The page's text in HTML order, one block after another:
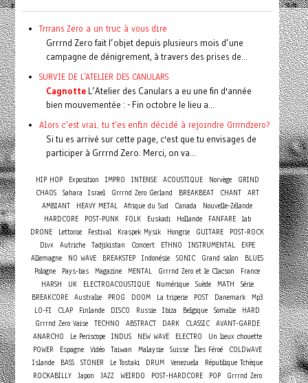
Trrrans Zero a un truc à vous dire
Grrrnd Zero fait l’objet depuis plusieurs mois d’une
campagne de dénigrement, à travers des prises de...
SURVIE DE L'ATELIER DES CANULARS
CagnotteL’Atelier des Canulars a eu une fin d'année
bien mouvementée : - Fin octobre le lieu a...
Alors c'est vrai, tu t'es enfin décidé à rejoindre Grrrndzero?
Si tu es arrivé sur cette page, c'est que tu envisages de
participer à Grrrnd Zero. Merci, on va...
HIP HOP Exposition IMPRO INTENSE ACOUSTIQUE Norvège
GRIND
CHAOS
Sahara Israel Grrrnd Zero Gerland BREAKBEAT CHANT
ART
AMBIANT
HEAVY METAL Afrique du Sud Canada
Nouvelle-Zélande
HARDCORE
POST-PUNK FOLK Euskadi Hollande FANFARE
lab
DRONE
Lettonie Festival Kraspek Mysik Hongrie GUITARE
POST-ROCK
Divx
Autriche Tadjikistan Concert ETHNO INSTRUMENTAL
EXPE
Allemagne
NO WAVE BREAKSTEP Indonésie SONIC Grand salon
BLUES
Pologne
Pays-bas Magazine MENTAL Grrrnd Zero et le Clacson
France
HARSH
UK ELECTROACOUSTIQUE Numérique Suède MATH
Série
BREAKCORE Australie PROG DOOM La triperie POST Danemark Mp3
LO-FI
CLAP Finlande DISCO Russie Ibiza Belgique Somalie
HARD
Grrrnd Zero Vaise
TECHNO ABSTRACT DARK CLASSIC
AVANT-GARDE
ANARCHO
Le Periscope INDUS NEW WAVE ELECTRO
Un lieux chouette
POWER
Espagne Vidéo Taiwan Malaysie Suisse Îles Féroé
COLDWAVE
Islande
BASS STONER Le Tostaki DRUM Venezuela
République Tchèque
ROCKABILLY
Japon JAZZ WEIRDO POST-HARDCORE POP
Grrrnd Zero